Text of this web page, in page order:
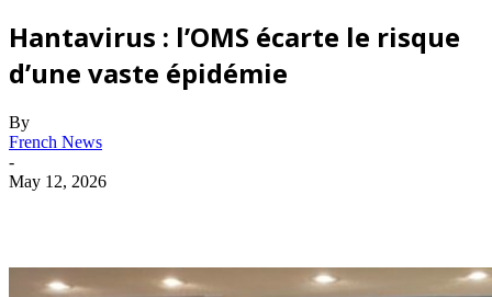
Hantavirus : l’OMS écarte le risque
d’une vaste épidémie
By
French News
-
May 12, 2026